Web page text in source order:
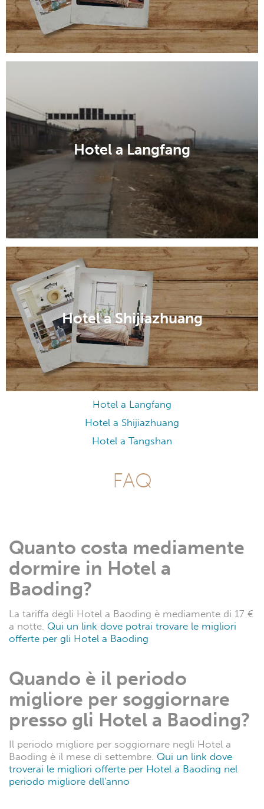
Hotel a Langfang
Hotel a Shijiazhuang
Hotel a Langfang
Hotel a Shijiazhuang
Hotel a Tangshan
FAQ
Quanto costa mediamente
dormire in Hotel a
Baoding?
La tariffa degli Hotel a Baoding è mediamente di 17 €
a notte. Qui un link dove potrai trovare le migliori
offerte per gli Hotel a Baoding
Quando è il periodo
migliore per soggiornare
presso gli Hotel a Baoding?
Il periodo migliore per soggiornare negli Hotel a
Baoding è il mese di settembre. Qui un link dove
troverai le migliori offerte per Hotel a Baoding nel
periodo migliore dell'anno